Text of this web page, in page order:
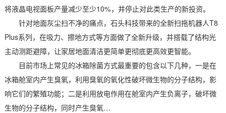
将液晶电视面板产量减少至少10%，并停止对此类生产的新投资。
针对地面灰尘扫不净的痛点，石头科技带来的全新扫拖机器人T8
Plus系列，在吸力、擦地方式等方面做了全新升级，并搭载了结构光
主动测距避障，让家居地面清洁更简单更彻底更高效更智能。
目前市场上常见的冰箱除菌方式最重要的包含以下几种，一是在
冰箱舱室内产生臭氧，利用臭氧的氧化性破坏微生物的分子结构，影
响它们的繁殖功能；二是利用放电作用在舱室内产生负离子，破坏微
生物的分子结构，同时产生臭氧…